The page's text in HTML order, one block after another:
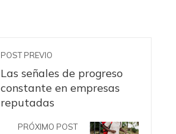
POST PREVIO
Las señales de progreso
constante en empresas
reputadas
PRÓXIMO POST